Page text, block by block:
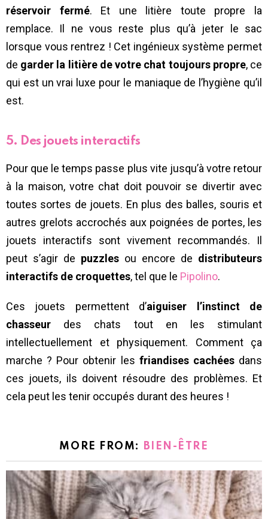
réservoir fermé. Et une litière toute propre la
remplace. Il ne vous reste plus qu’à jeter le sac
lorsque vous rentrez ! Cet ingénieux système permet
de garder la litière de votre chat toujours propre, ce
qui est un vrai luxe pour le maniaque de l’hygiène qu’il
est.
5. Des jouets interactifs
Pour que le temps passe plus vite jusqu’à votre retour
à la maison, votre chat doit pouvoir se divertir avec
toutes sortes de jouets. En plus des balles, souris et
autres grelots accrochés aux poignées de portes, les
jouets interactifs sont vivement recommandés. Il
peut s’agir de puzzles ou encore de distributeurs
interactifs de croquettes, tel que le Pipolino.
Ces jouets permettent d’aiguiser l’instinct de
chasseur des chats tout en les stimulant
intellectuellement et physiquement. Comment ça
marche ? Pour obtenir les friandises cachéesdans
ces jouets, ils doivent résoudre des problèmes. Et
cela peut les tenir occupés durant des heures !
MORE FROM: BIEN-ÊTRE